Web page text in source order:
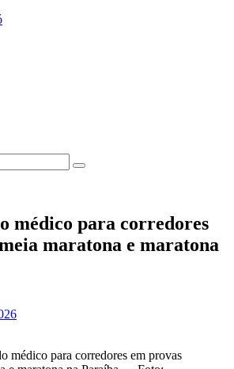
médico para corredores
maratona e maratona